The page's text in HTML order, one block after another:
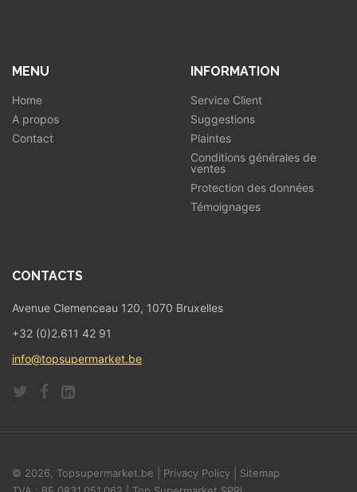
MENU
Home
A propos
Contact
INFORMATION
Service Client
Suggestions
Plaintes
Conditions générales de
ventes
Protection des données
Témoignages
CONTACTS
Avenue Clemenceau 120, 1070 Bruxelles
+32 (0)2.611 42 91
info@topsupermarket.be
© 2026, Topsupermarket.be | Privacy Policy
Sitemap